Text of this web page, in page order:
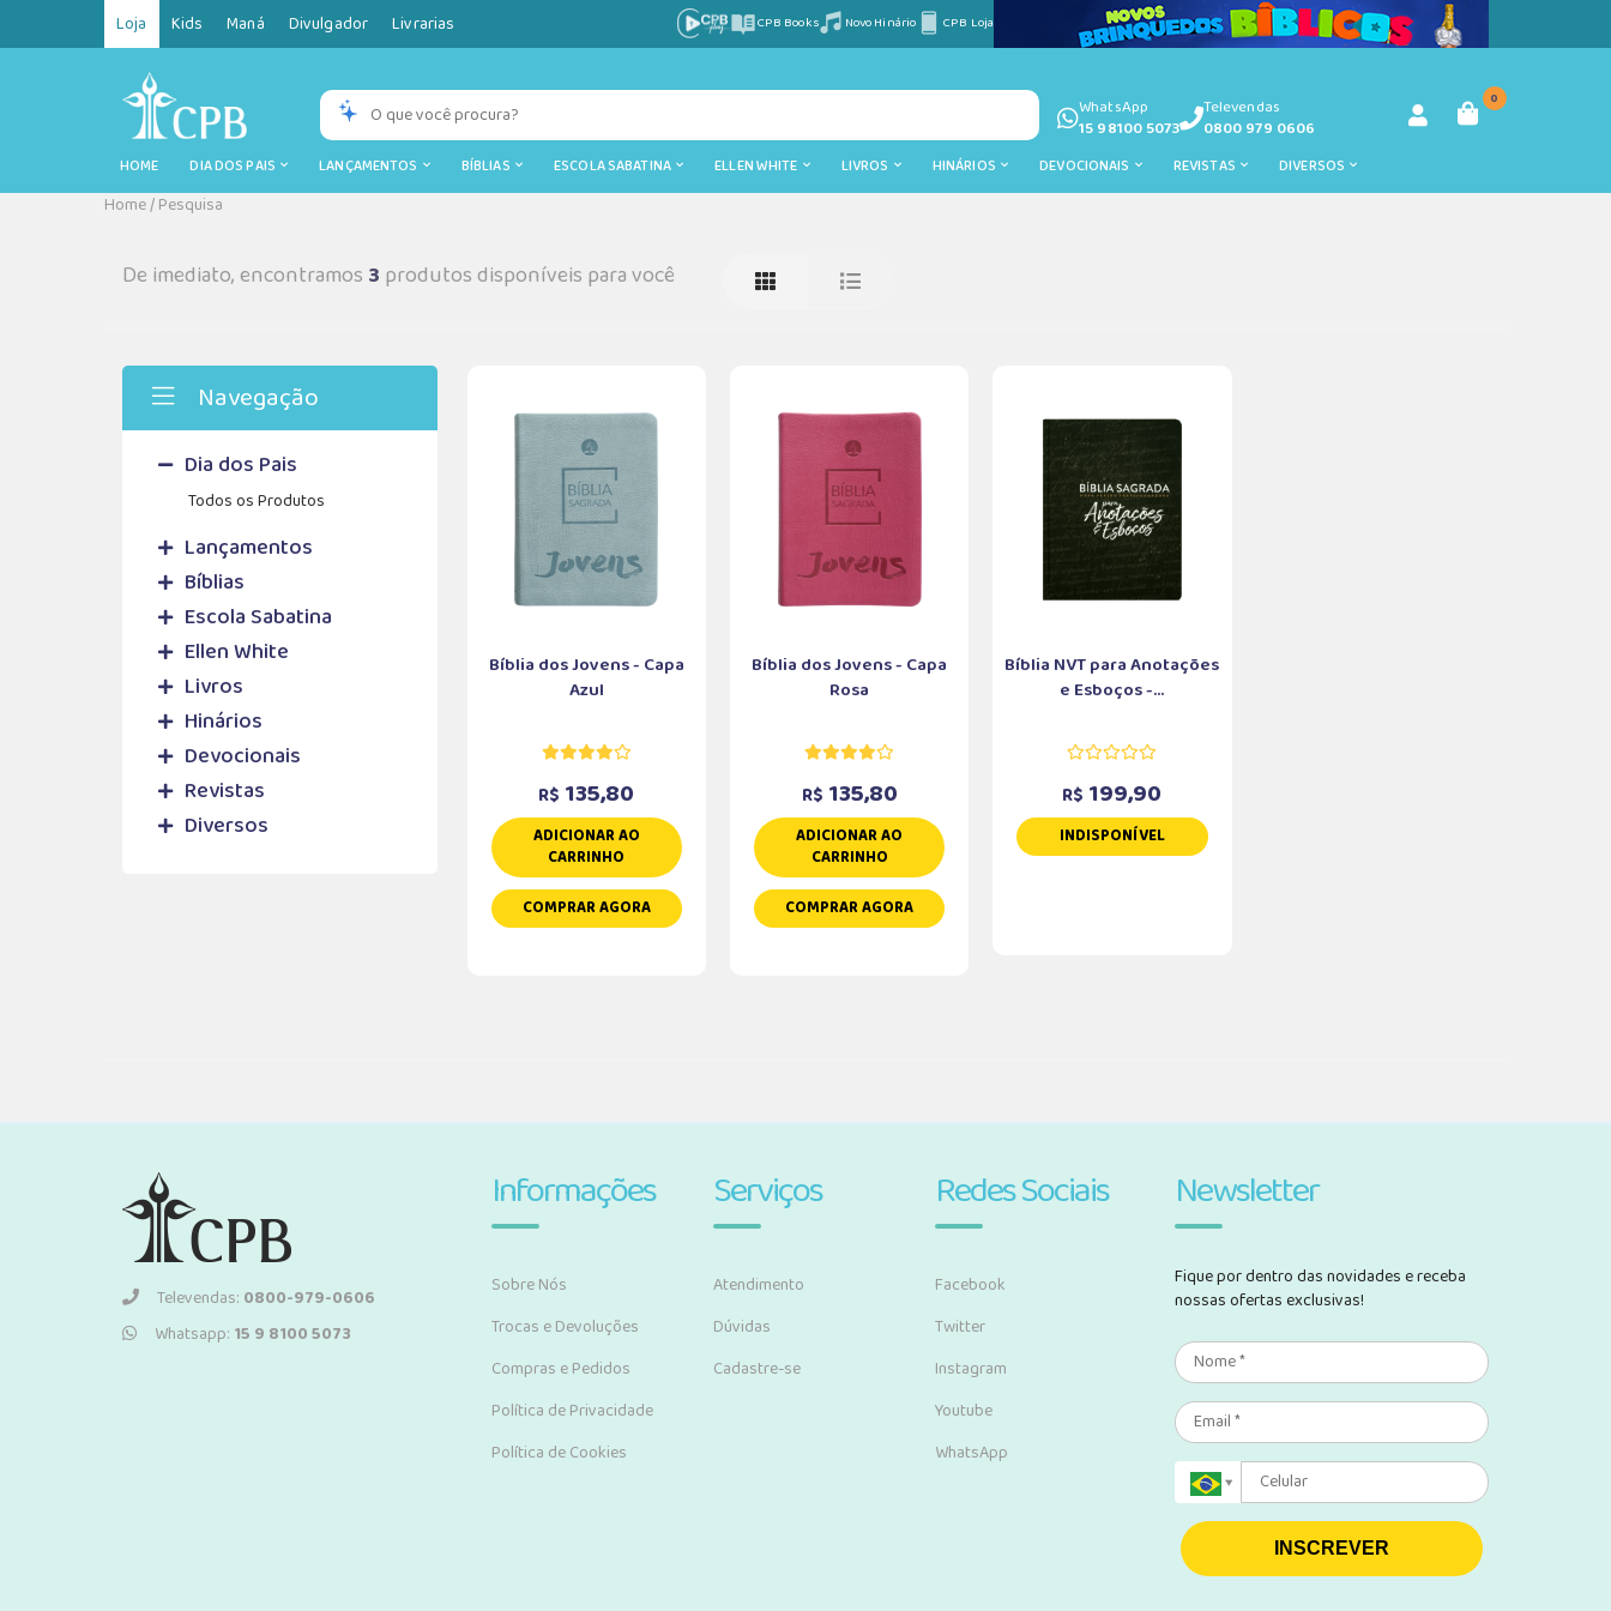
Loja Kids Maná Divulgador Livrarias CPB Books Novo Hinário CPB Loja
WhatsApp
15 98100 5073
Televendas
0800 979 0606
0
HOME DIA DOS PAIS LANÇAMENTOS BÍBLIAS ESCOLA SABATINA ELLEN WHITE LIVROS HINÁRIOS DEVOCIONAIS REVISTAS DIVERSOS
Home/Pesquisa
De imediato, encontramos 3 produtos disponíveis para você
Navegação
Dia dos Pais
Todos os Produtos
Lançamentos
Bíblias
Escola Sabatina
Ellen White
Livros
Hinários
Devocionais
Revistas
Diversos
Bíblia dos Jovens - Capa
Azul
R$ 135,80
ADICIONAR AO
CARRINHO
COMPRAR AGORA
Bíblia dos Jovens - Capa
Rosa
R$ 135,80
ADICIONAR AO
CARRINHO
COMPRAR AGORA
Bíblia NVT para Anotações
e Esboços -...
R$ 199,90
INDISPONÍVEL
Televendas: 0800-979-0606
Whatsapp: 15 9 8100 5073
Informações
Sobre Nós
Trocas e Devoluções
Compras e Pedidos
Política de Privacidade
Política de Cookies
Serviços
Atendimento
Dúvidas
Cadastre-se
Redes Sociais
Facebook
Twitter
Instagram
Youtube
WhatsApp
Newsletter
Fique por dentro das novidades e receba
nossas ofertas exclusivas!
INSCREVER